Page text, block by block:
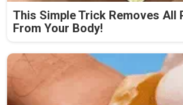
This Simple Trick Removes All
From Your Body!